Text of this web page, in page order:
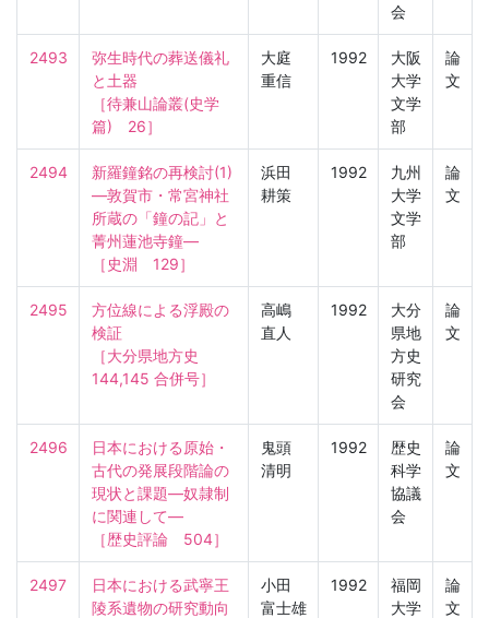
会
2493
弥生時代の葬送儀礼
と土器
［待兼山論叢(史学
篇)　26］
大庭
重信
1992
大阪
大学
文学
部
論
文
2494
新羅鐘銘の再検討(1)
—敦賀市・常宮神社
所蔵の「鐘の記」と
菁州蓮池寺鐘—
［史淵　129］
浜田
耕策
1992
九州
大学
文学
部
論
文
2495
方位線による浮殿の
検証
［大分県地方史
144,145 合併号］
高嶋
直人
1992
大分
県地
方史
研究
会
論
文
2496
日本における原始・
古代の発展段階論の
現状と課題—奴隷制
に関連して—
［歴史評論　504］
鬼頭
清明
1992
歴史
科学
協議
会
論
文
2497
日本における武寧王
陵系遺物の研究動向
小田
富士雄
1992
福岡
大学
論
文